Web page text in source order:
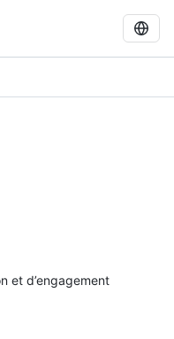
et d’engagement